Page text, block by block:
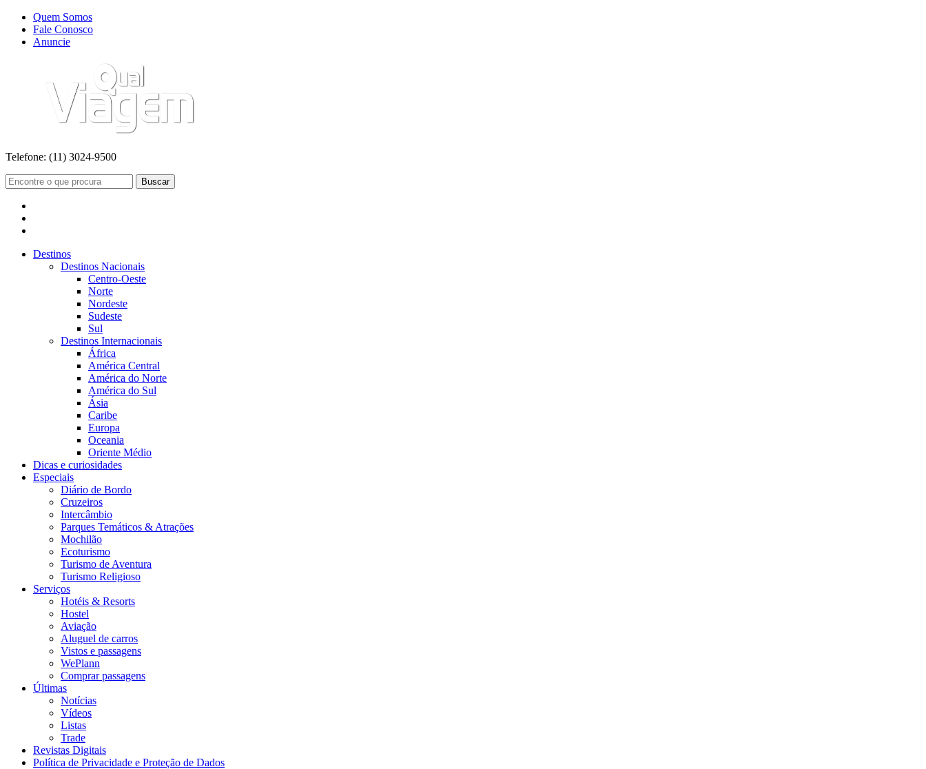
Quem Somos
Fale Conosco
Anuncie
Telefone: (11) 3024-9500
Buscar
Destinos
Destinos Nacionais
Centro-Oeste
Norte
Nordeste
Sudeste
Sul
Destinos Internacionais
África
América Central
América do Norte
América do Sul
Ásia
Caribe
Europa
Oceania
Oriente Médio
Dicas e curiosidades
Especiais
Diário de Bordo
Cruzeiros
Intercâmbio
Parques Temáticos & Atrações
Mochilão
Ecoturismo
Turismo de Aventura
Turismo Religioso
Serviços
Hotéis & Resorts
Hostel
Aviação
Aluguel de carros
Vistos e passagens
WePlann
Comprar passagens
Últimas
Notícias
Vídeos
Listas
Trade
Revistas Digitais
Política de Privacidade e Proteção de Dados